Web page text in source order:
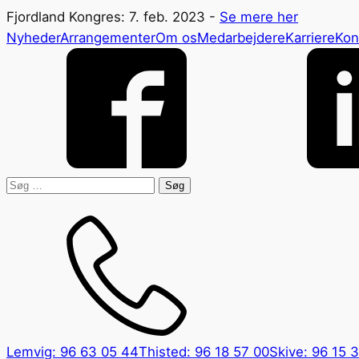
Fjordland Kongres: 7. feb. 2023 - Se mere her
NyhederArrangementerOm osMedarbejdereKarriere
Søg
Lemvig: 96 63 05 44Thisted: 96 18 57 00Skive: 96 15